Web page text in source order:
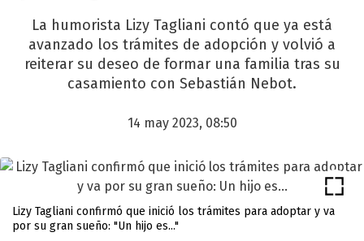
La humorista Lizy Tagliani contó que ya está
avanzado los trámites de adopción y volvió a
reiterar su deseo de formar una familia tras su
casamiento con Sebastián Nebot.
14 may 2023, 08:50
Lizy Tagliani confirmó que inició los trámites para adoptar y va
por su gran sueño: "Un hijo es..."